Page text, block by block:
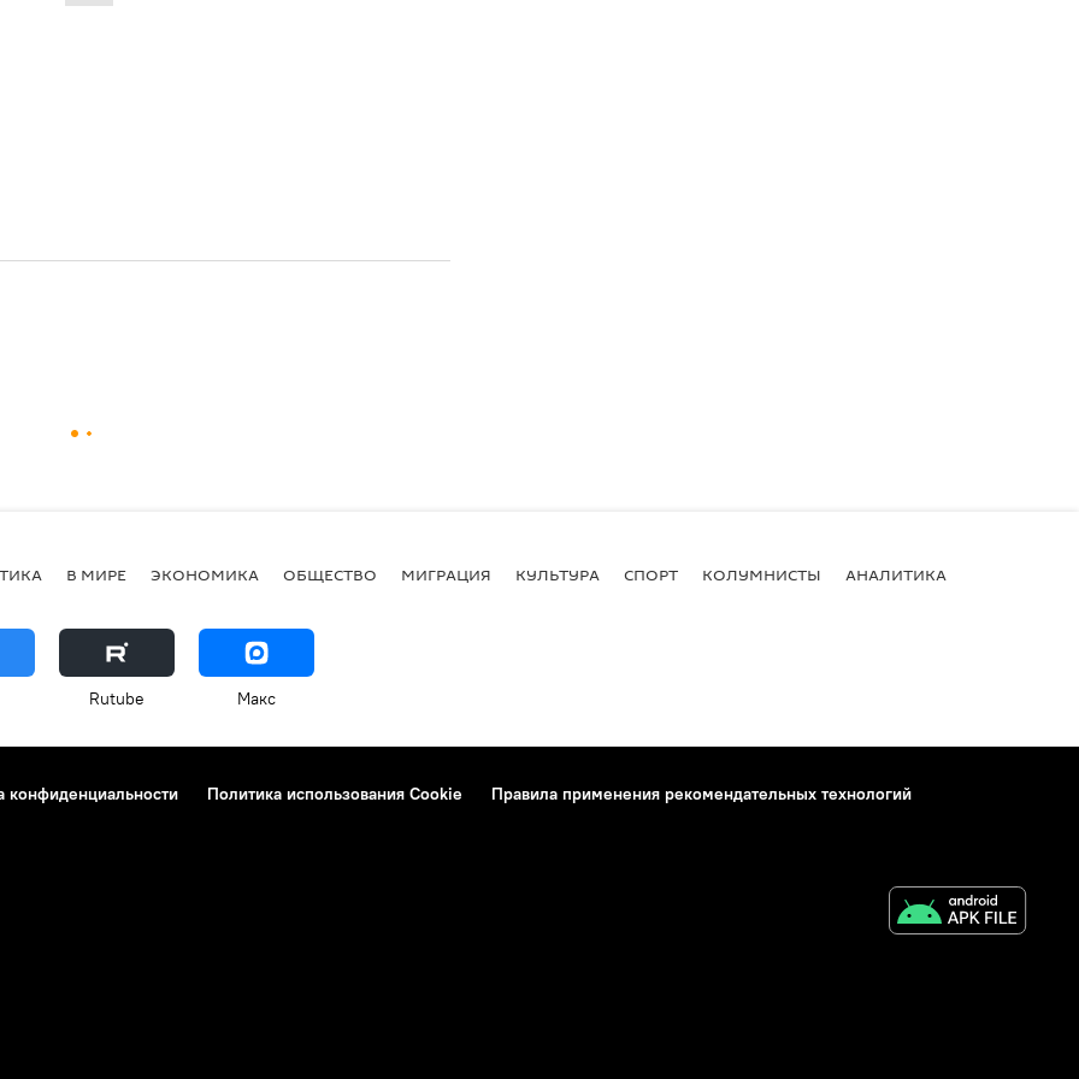
В МИРЕ ЭКОНОМИКА ОБЩЕСТВО МИГРАЦИЯ КУЛЬТУРА СПОРТ КОЛУМНИСТЫ АНАЛИТИКА
Rutube Макс
конфиденциальности Политика использования Cookie
Правила применения рекомендательных технологий